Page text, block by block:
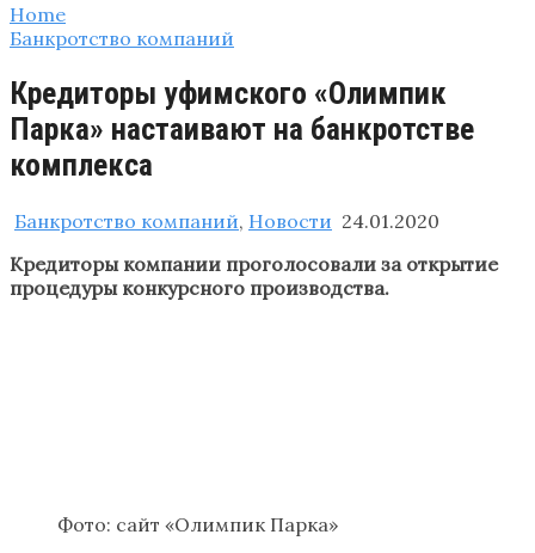
Home
Банкротство компаний
Кредиторы уфимского «Олимпик
Парка» настаивают на банкротстве
комплекса
Банкротство компаний, Новости 24.01.2020
Кредиторы компании проголосовали за открытие
процедуры конкурсного производства.
Фото: сайт «Олимпик Парка»